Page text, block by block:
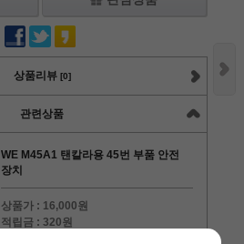
상품리뷰 [0]
관련상품
WE M45A1 탠칼라용 45번 부품 안전
장치
상품가 : 16,000원
적립금 :320원